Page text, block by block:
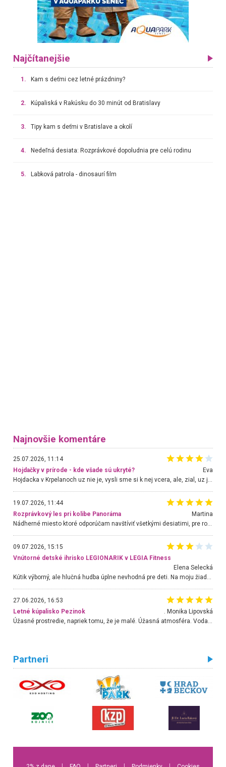
Najčítanejšie
1. Kam s deťmi cez letné prázdniny?
2. Kúpaliská v Rakúsku do 30 minút od Bratislavy
3. Tipy kam s deťmi v Bratislave a okolí
4. Nedeľná desiata: Rozprávkové dopoludnia pre celú rodinu
5. Labková patrola - dinosaurí film
Najnovšie komentáre
25.07.2026, 11:14
Hojdačky v prírode - kde všade sú ukryté?
Eva
Hojdacka v Krpelanoch uz nie je, vysli sme si k nej vcera, ale, zial, uz je znicena. Ak sem planujete cestu len kvoli hojdacke, mozete si ju usetrit. Krasny vyhlad je tu vsak aj bez hojdacky :-)
19.07.2026, 11:44
Rozprávkový les pri kolibe Panoráma
Martina
Nádherné miesto ktoré odporúčam navštíviť všetkými desiatimi, pre rodiny s deťmi, dôchodcom... Proste a jednoducho ozaj rozprávkový les.. určite ešte prídeme. Odniesli sme si na pamiatku krásne tričká,
09.07.2026, 15:15
Vnútorné detské ihrisko LEGIONARIK v LEGIA Fitness
Elena Selecká
Kútik výborný, ale hlučná hudba úplne nevhodná pre deti. Na moju žiadosť o aspoň sušenie nereagovali.
27.06.2026, 16:53
Letné kúpalisko Pezinok
. Monika Lipovská
Partneri